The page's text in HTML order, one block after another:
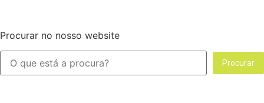
Procurar no nosso website
Procurar